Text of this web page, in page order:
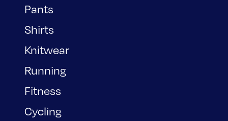
Pants
Shirts
Knitwear
Running
Fitness
Cycling